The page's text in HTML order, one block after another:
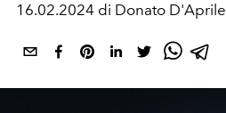
16.02.2024 di Donato D'Aprile